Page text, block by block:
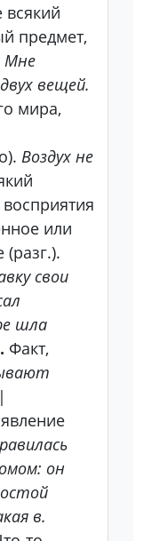
предмет,
Мне
вещей.
мира,
Воздух не
или
свои
шла
Факт,
он
в.